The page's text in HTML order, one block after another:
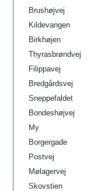
Brushøjvej
Kildevangen
Birkhøjen
Thyrasbrøndvej
Filippavej
Bredgårdsvej
Sneppefaldet
Bondeshøjvej
My
Borgergade
Postvej
Mølagervej
Skovstien